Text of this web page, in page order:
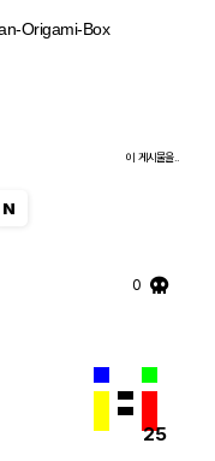
Origami-Box
이 게시물을..
N
0
25